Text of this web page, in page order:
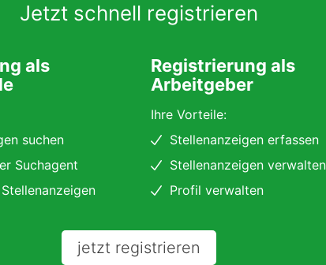
Jetzt schnell registrieren
als
suchen
Suchagent
Registrierung als
Arbeitgeber
Ihre Vorteile:
Stellenanzeigen erfassen
Stellenanzeigen verwalten
Profil verwalten
jetzt registrieren